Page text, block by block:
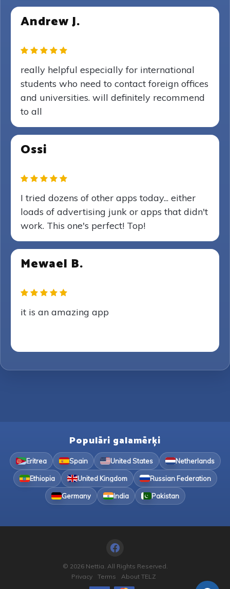
Andrew J.
really helpful especially for international
students who need to contact foreign offices
and universities. will definitely recommend
to all
Ossi
I tried dozens of other apps today... either
loads of advertising junk or apps that didn't
work. This one's perfect! Top!
Mewael B.
it is an amazing app
Populāri galamērķi
Eritrea Spain United States Netherlands
Ethiopia United Kingdom Russian Federation
Germany India Pakistan
© 2026 Nettia. All Rights Reserved.
Privacy
Terms About TELZ